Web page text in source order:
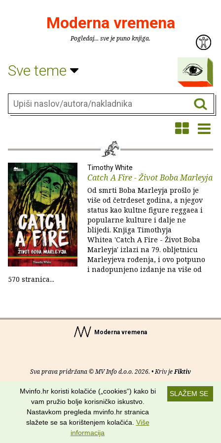
Moderna vremena
Pogledaj... sve je puno knjiga.
Sve teme
Timothy White
Catch A Fire - Život Boba Marleyja
Od smrti Boba Marleyja prošlo je
više od četrdeset godina, a njegov
status kao kultne figure reggaea i
popularne kulture i dalje ne
blijedi. Knjiga Timothyja
Whitea 'Catch A Fire - Život Boba
Marleyja' izlazi na 79. obljetnicu
Marleyjeva rođenja, i ovo potpuno
i nadopunjeno izdanje na više od
570 stranica...
Moderna vremena
Sva prava pridržana © MV Info d.o.o. 2026. • Kriv jeFiktiv
O nama• Pomoć•Uvjeti korištenja•RSS kanali
Potraži nas na:
SLAŽEM SE
Mvinfo.hr koristi kolačiće („cookies“) kako bi
vam pružio bolje korisničko iskustvo.
Nastavkom pregleda mvinfo.hr stranica
slažete se sa korištenjem kolačića. Više
informacija